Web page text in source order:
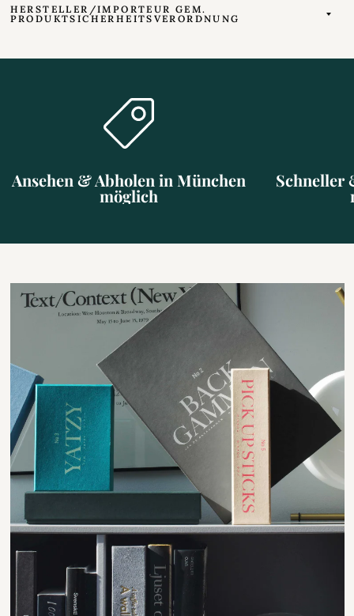
HERSTELLER/IMPORTEUR GEM.
PRODUKTSICHERHEITSVERORDNUNG
Ansehen & Abholen in München
möglich
Schneller